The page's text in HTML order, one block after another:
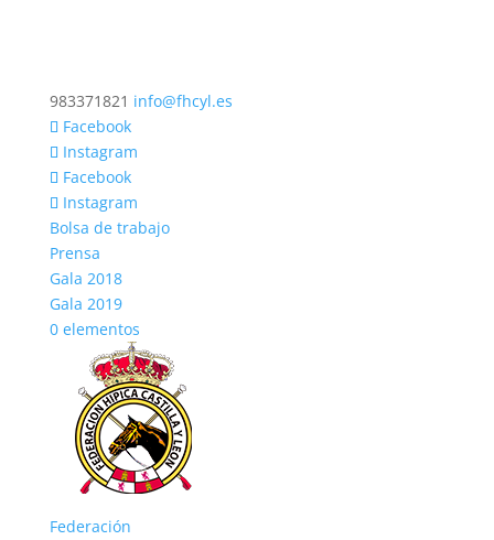
983371821 info@fhcyl.es
Facebook
Instagram
Facebook
Instagram
Bolsa de trabajo
Prensa
Gala 2018
Gala 2019
0 elementos
Federación